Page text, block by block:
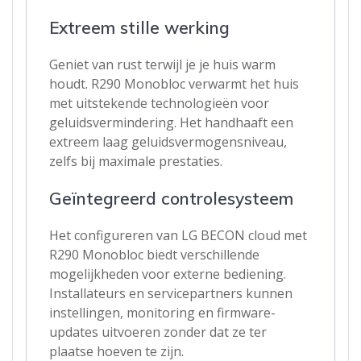
Extreem stille werking
Geniet van rust terwijl je je huis warm
houdt. R290 Monobloc verwarmt het huis
met uitstekende technologieën voor
geluidsvermindering. Het handhaaft een
extreem laag geluidsvermogensniveau,
zelfs bij maximale prestaties.
Geïntegreerd controlesysteem
Het configureren van LG BECON cloud met
R290 Monobloc biedt verschillende
mogelijkheden voor externe bediening.
Installateurs en servicepartners kunnen
instellingen, monitoring en firmware-
updates uitvoeren zonder dat ze ter
plaatse hoeven te zijn.